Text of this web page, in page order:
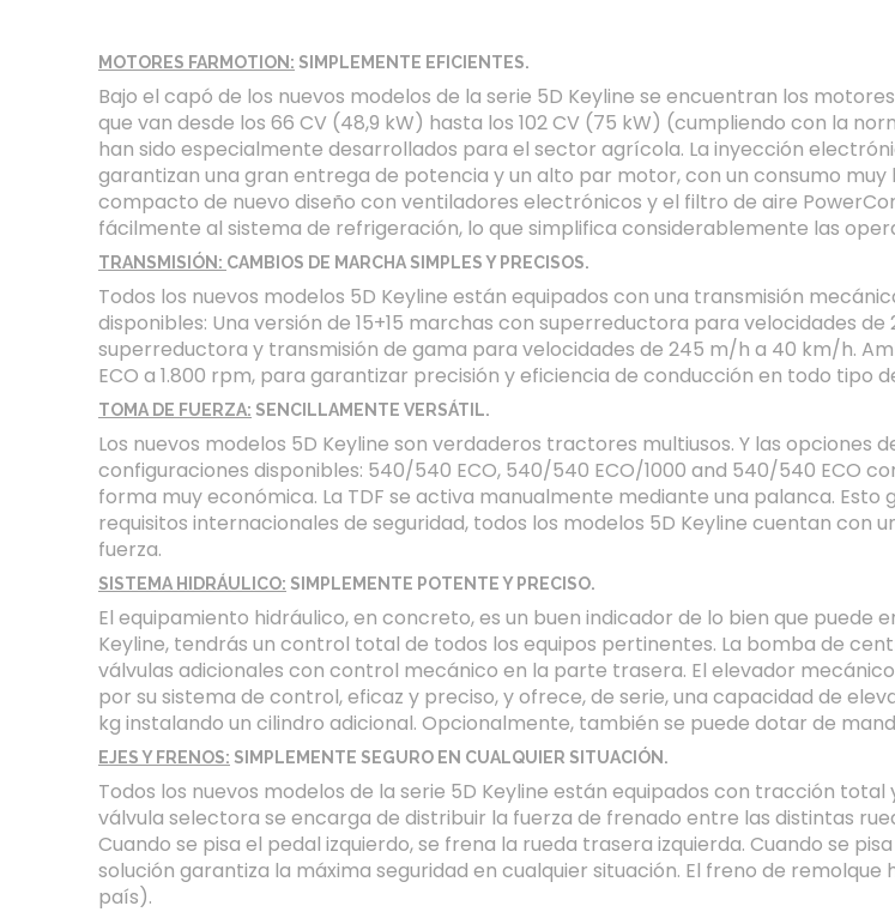
MOTORES FARMOTION: SIMPLEMENTE EFICIENTES.
Bajo el capó de los nuevos modelos de la serie 5D Keyline se encuentran los
que van desde los 66 CV (48,9 kW) hasta los 102 CV (75 kW) (cumpliendo con la
han sido especialmente desarrollados para el sector agrícola. La inyección
garantizan una gran entrega de potencia y un alto par motor, con un consumo
compacto de nuevo diseño con ventiladores electrónicos y el filtro de aire
fácilmente al sistema de refrigeración, lo que simplifica considerablemente las
TRANSMISIÓN: CAMBIOS DE MARCHA SIMPLES Y PRECISOS.
Todos los nuevos modelos 5D Keyline están equipados con una transmisión
disponibles: Una versión de 15+15 marchas con superreductora para velocidades
superreductora y transmisión de gama para velocidades de 245 m/h a 40 km/h.
ECO a 1.800 rpm, para garantizar precisión y eficiencia de conducción en todo tipo
TOMA DE FUERZA: SENCILLAMENTE VERSÁTIL.
Los nuevos modelos 5D Keyline son verdaderos tractores multiusos. Y las opciones
configuraciones disponibles: 540/540 ECO, 540/540 ECO/1000 and 540/540 ECO
forma muy económica. La TDF se activa manualmente mediante una palanca.
requisitos internacionales de seguridad, todos los modelos 5D Keyline cuentan con
fuerza.
SISTEMA HIDRÁULICO: SIMPLEMENTE POTENTE Y PRECISO.
El equipamiento hidráulico, en concreto, es un buen indicador de lo bien que
Keyline, tendrás un control total de todos los equipos pertinentes. La bomba de
válvulas adicionales con control mecánico en la parte trasera. El elevador
por su sistema de control, eficaz y preciso, y ofrece, de serie, una capacidad de
kg instalando un cilindro adicional. Opcionalmente, también se puede dotar de
EJES Y FRENOS: SIMPLEMENTE SEGURO EN CUALQUIER SITUACIÓN.
Todos los nuevos modelos de la serie 5D Keyline están equipados con tracción
válvula selectora se encarga de distribuir la fuerza de frenado entre las distintas
Cuando se pisa el pedal izquierdo, se frena la rueda trasera izquierda. Cuando se
solución garantiza la máxima seguridad en cualquier situación. El freno de
país).